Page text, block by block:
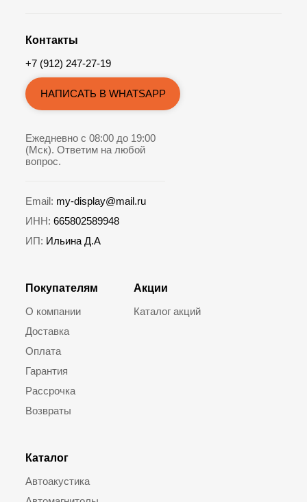
Покупателям
О компании
Доставка
Оплата
Гарантия
Рассрочка
Возвраты
Каталог
Автоакустика
Акции
Каталог акций
Контакты
+7 (912) 247-27-19
НАПИСАТЬ В WHATSAPP
Ежедневно с 08:00 до 19:00
(Мск). Ответим на любой
вопрос.
Email: my-display@mail.ru
ИНН: 665802589948
ИП: Ильина Д.А